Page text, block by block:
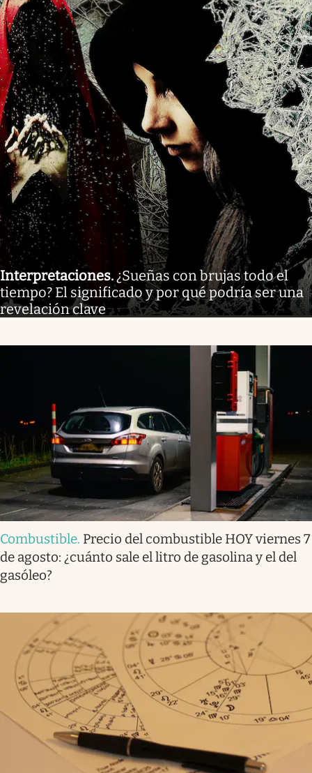
Interpretaciones. ¿Sueñas con brujas todo el
tiempo? El significado y por qué podría ser una
revelación clave
Combustible. Precio del combustible HOY viernes 7
de agosto: ¿cuánto sale el litro de gasolina y el del
gasóleo?